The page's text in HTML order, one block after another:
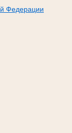
Федерации